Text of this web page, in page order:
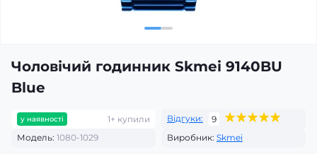
Чоловічий годинник Skmei 9140BU
Blue
у наявності 1+ купили Відгуки:
9
Модель: 1080-1029 Виробник: Skmei